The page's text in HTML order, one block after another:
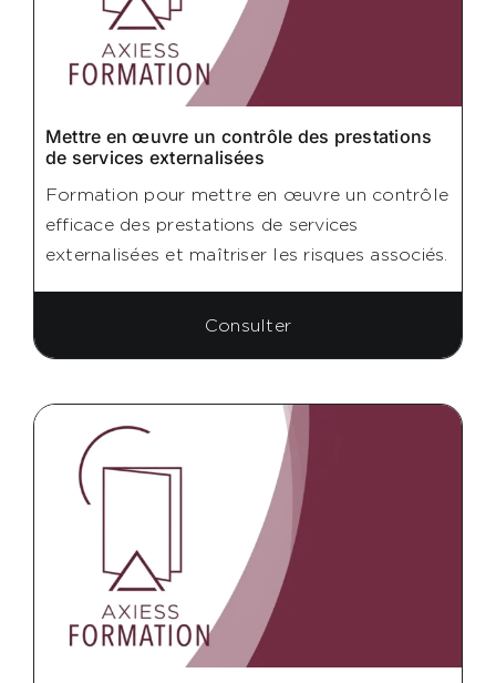
Mettre en œuvre un contrôle des prestations
de services externalisées
Formation pour mettre en œuvre un contrôle
efficace des prestations de services
externalisées et maîtriser les risques associés.
Consulter